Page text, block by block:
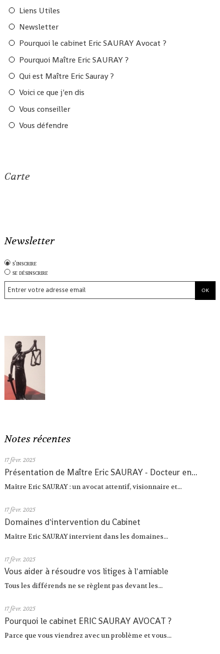
Liens Utiles
Newsletter
Pourquoi le cabinet Eric SAURAY Avocat ?
Pourquoi Maître Eric SAURAY ?
Qui est Maître Eric Sauray ?
Voici ce que j'en dis
Vous conseiller
Vous défendre
Carte
Newsletter
s'inscrire
se désinscrire
Notes récentes
17 févr. 2025
Présentation de Maître Eric SAURAY - Docteur en...
Maître Eric SAURAY : un avocat attentif, visionnaire et...
17 févr. 2025
Domaines d'intervention du Cabinet
Maître Eric SAURAY intervient dans les domaines...
17 févr. 2025
Vous aider à résoudre vos litiges à l'amiable
Tous les différends ne se règlent pas devant les...
17 févr. 2025
Pourquoi le cabinet ERIC SAURAY AVOCAT ?
Parce que vous viendrez avec un problème et vous...